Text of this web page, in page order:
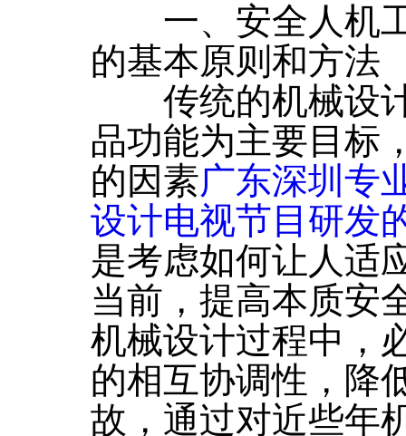
一、安全人机工
的基本原则和方法
传统的机械设计
品功能为主要目标
的因素广东深圳专
设计电视节目研发
是考虑如何让人适
当前，提高本质安
机械设计过程中，
的相互协调性，降
故，通过对近些年